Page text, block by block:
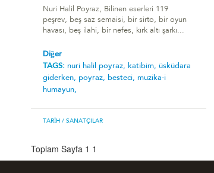
Nuri Halil Poyraz, Bilinen eserleri 119
peşrev, beş saz semaisi, bir sirto, bir oyun
havası, beş ilahi, bir nefes, kırk altı şarkı...
Diğer
TAGS: nuri halil poyraz, katibim, üsküdara
giderken, poyraz, besteci, muzika-i
humayun,
TARIH / SANATÇILAR
Toplam Sayfa 1 1